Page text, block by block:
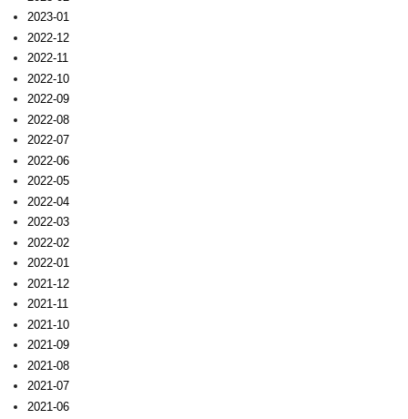
2023-01
2022-12
2022-11
2022-10
2022-09
2022-08
2022-07
2022-06
2022-05
2022-04
2022-03
2022-02
2022-01
2021-12
2021-11
2021-10
2021-09
2021-08
2021-07
2021-06